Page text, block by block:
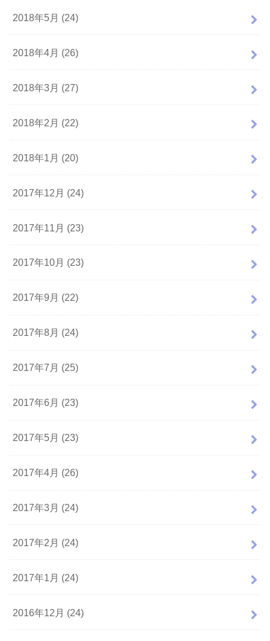
2018年5月 (24)
2018年4月 (26)
2018年3月 (27)
2018年2月 (22)
2018年1月 (20)
2017年12月 (24)
2017年11月 (23)
2017年10月 (23)
2017年9月 (22)
2017年8月 (24)
2017年7月 (25)
2017年6月 (23)
2017年5月 (23)
2017年4月 (26)
2017年3月 (24)
2017年2月 (24)
2017年1月 (24)
2016年12月 (24)